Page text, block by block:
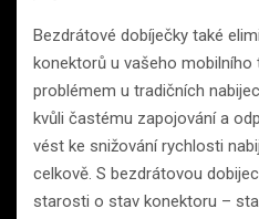
Bezdrátové dobíječky také
konektorů u vašeho mobilního
problémem u tradičních
kvůli častému zapojování a
vést ke snižování rychlosti
celkově. S bezdrátovou
starosti o stav konektoru –